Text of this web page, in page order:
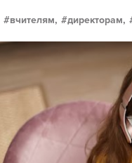
вчителям, директорам,